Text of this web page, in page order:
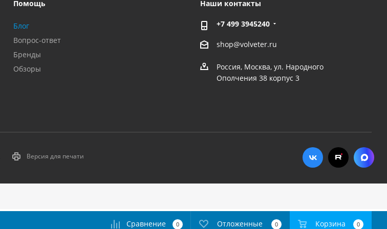
Помощь
Блог
Вопрос-ответ
Бренды
Обзоры
Наши контакты
+7 499 3945240
shop@volveter.ru
Россия, Москва, ул. Народного
Ополчения 38 корпус 3
Версия для печати
Сравнение 0 Отложенные 0 Корзина 0